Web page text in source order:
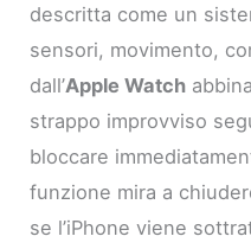
descritta come un
sensori, movimento,
dall’Apple Watch
strappo improvviso
bloccare
funzione mira a
se l’iPhone viene